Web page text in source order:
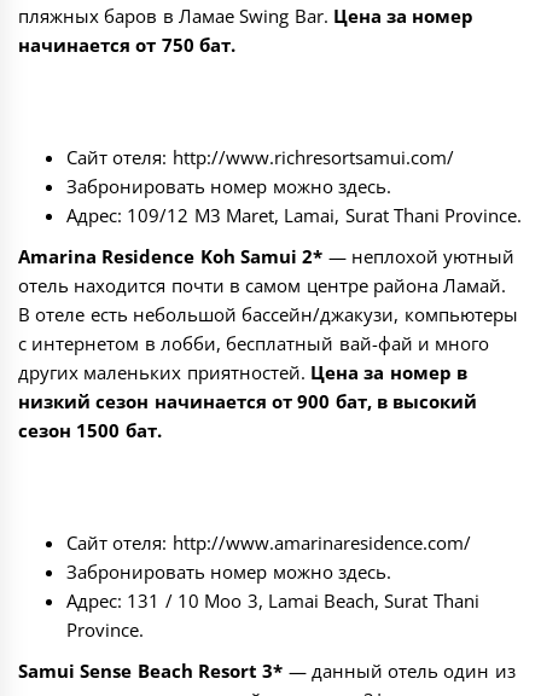
пляжных баров в Ламае Swing Bar. Цена за номер
начинается от 750 бат.
Сайт отеля: http://www.richresortsamui.com/
Забронировать номер можно здесь.
Адрес: 109/12 M3 Maret, Lamai, Surat Thani Province.
Amarina Residence Koh Samui 2* — неплохой уютный
отель находится почти в самом центре района Ламай.
В отеле есть небольшой бассейн/джакузи, компьютеры
с интернетом в лобби, бесплатный вай-фай и много
других маленьких приятностей. Цена за номер в
низкий сезон начинается от 900 бат, в высокий
сезон 1500 бат.
Сайт отеля: http://www.amarinaresidence.com/
Забронировать номер можно здесь.
Адрес: 131 / 10 Moo 3, Lamai Beach, Surat Thani
Province.
Samui Sense Beach Resort 3* — данный отель один из